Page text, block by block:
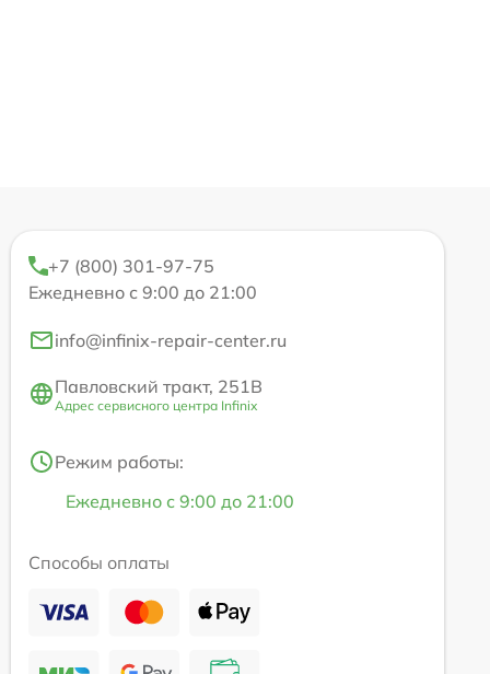
+7 (800) 301-97-75
Ежедневно с 9:00 до 21:00
info@infinix-repair-center.ru
Павловский тракт, 251В
Адрес сервисного центра Infinix
Режим работы:
Ежедневно с 9:00 до 21:00
Способы оплаты